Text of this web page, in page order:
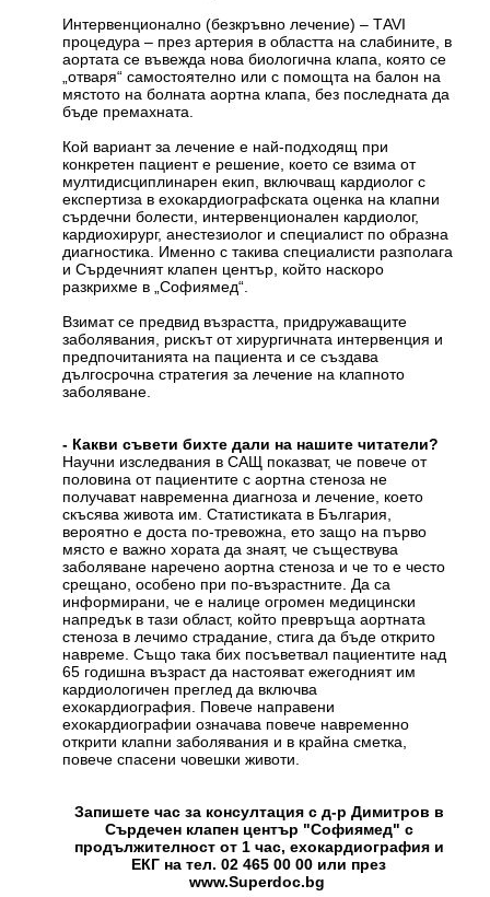
Интервенционално (безкръвно лечение) – ТAVI
процедура – през артерия в областта на слабините, в
аортата се въвежда нова биологична клапа, която се
„отваря“ самостоятелно или с помощта на балон на
мястото на болната аортна клапа, без последната да
бъде премахната.
Кой вариант за лечение е най-подходящ при
конкретен пациент е решение, което се взима от
мултидисциплинарен екип, включващ кардиолог с
експертиза в ехокардиографската оценка на клапни
сърдечни болести, интервенционален кардиолог,
кардиохирург, анестезиолог и специалист по образна
диагностика. Именно с такива специалисти разполага
и Сърдечният клапен център, който наскоро
разкрихме в „Софиямед“.
Взимат се предвид възрастта, придружаващите
заболявания, рискът от хирургичната интервенция и
предпочитанията на пациента и се създава
дългосрочна стратегия за лечение на клапното
заболяване.
- Какви съвети бихте дали на нашите читатели?
Научни изследвания в САЩ показват, че повече от
половина от пациентите с аортна стеноза не
получават навременна диагноза и лечение, което
скъсява живота им. Статистиката в България,
вероятно е доста по-тревожна, ето защо на първо
място е важно хората да знаят, че съществува
заболяване наречено аортна стеноза и че то е често
срещано, особено при по-възрастните. Да са
информирани, че е налице огромен медицински
напредък в тази област, който превръща аортната
стеноза в лечимо страдание, стига да бъде открито
навреме. Също така бих посъветвал пациентите над
65 годишна възраст да настояват ежегодният им
кардиологичен преглед да включва
ехокардиография. Повече направени
ехокардиографии означава повече навременно
открити клапни заболявания и в крайна сметка,
повече спасени човешки животи.
Запишете час за консултация с д-р Димитров в
Сърдечен клапен център "Софиямед" с
продължителност от 1 час, ехокардиография и
ЕКГ на тел. 02 465 00 00 или през
www.Superdoc.bg